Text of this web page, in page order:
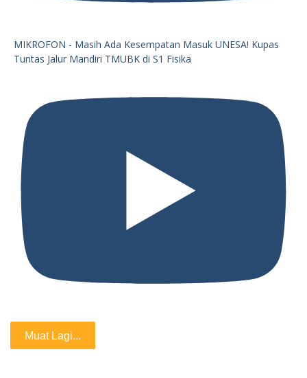
MIKROFON - Masih Ada Kesempatan Masuk UNESA! Kupas
Tuntas Jalur Mandiri TMUBK di S1 Fisika
Muat Lagi...